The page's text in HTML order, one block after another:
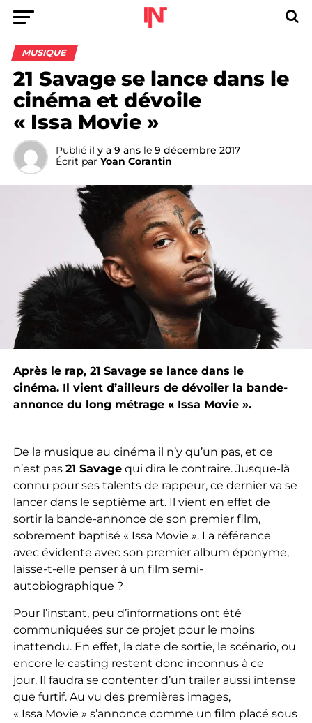
MUSIQUE
21 Savage se lance dans le
cinéma et dévoile
« Issa Movie »
Publié il y a 9 ans le 9 décembre 2017
Écrit par Yoan Corantin
Après le rap, 21 Savagese lance dans le
cinéma.Il vient d’ailleurs de dévoiler la bande-
annonce du long métrage « Issa Movie ».
De la musique au cinéma il n’y qu’un pas, et ce
n’est pas 21 Savagequi dira le contraire.Jusque-là
connu pour ses talents de rappeur, ce dernier va se
lancer dans le septième art.Il vient en effet de
sortir la bande-annonce de son premier film,
sobrement baptisé « Issa Movie ». La référence
avec évidente avec son premier album éponyme,
laisse-t-elle penser à un film semi-
autobiographique ?
Pour l’instant, peu d’informations ont été
communiquées sur ce projet pour le moins
inattendu.En effet, la date de sortie, le scénario, ou
encore le casting restent donc inconnus à ce
jour.Il faudra se contenter d’un trailer aussi intense
que furtif.Au vu des premières images,
« Issa Movie » s’annonce comme un film placé sous